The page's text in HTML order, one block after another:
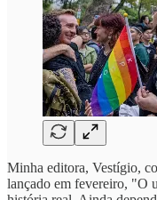
Minha editora, Vestígio,
lançado em fevereiro, "O